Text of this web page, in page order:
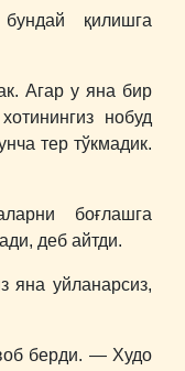
қилишга
Агар у яна бир
нобуд
тер тўкмадик.
боғлашга
деб айтди.
уйланарсиз,
берди. ― Худо